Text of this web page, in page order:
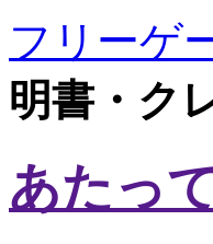
フリーゲ
明書・ク
あたっ